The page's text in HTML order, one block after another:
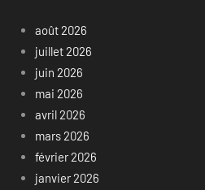
août 2026
juillet 2026
juin 2026
mai 2026
avril 2026
mars 2026
février 2026
janvier 2026